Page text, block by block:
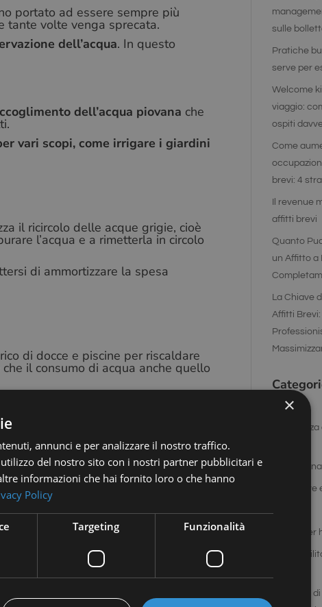
portato ad essere sempre più
tante volte venga sprecata.
dell’acqua. In questo
dell’acqua piovana che
vari scopi, come irrigare i giardini
il ricircolo delle acque grigie, cioè
l’acqua e a rimetterla in circolo
di ammortizzare la spesa
di docce e piscine per riscaldare
il consumo di acqua anche quello
l’ambiente e ridurre
l’acqua fredda che circola negli
sotterranei è utilizzata per
drastico i consumi elettrici.
duraturo nel tempograzie ai suoi
sulle
Pratiche
serve per
Welcome
viaggio:
ospiti
Come
brevi: 4
Il revenue
affitti brevi
Quanto
un Affitto a
La Chiave
Affitti
Blog
Gestire
Normative
Servizi per
strategie
×
annunci e per analizzare il nostro traffico.
del nostro sito con i nostri partner pubblicitari e
informazioni che hai fornito loro o che hanno
Policy
Targeting Funzionalità